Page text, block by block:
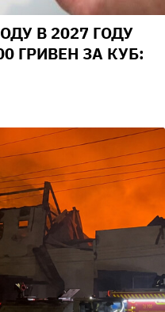
В 2027 ГОДУ
ГРИВЕН ЗА КУБ: